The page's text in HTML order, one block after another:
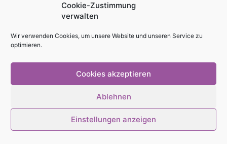
Cookie-Zustimmung
verwalten
Wir verwenden Cookies, um unsere Website und unseren Service zu
optimieren.
Cookies akzeptieren
Ablehnen
Einstellungen anzeigen
Start in den Mai im egapark
Michael Stocker - 27. April 2025